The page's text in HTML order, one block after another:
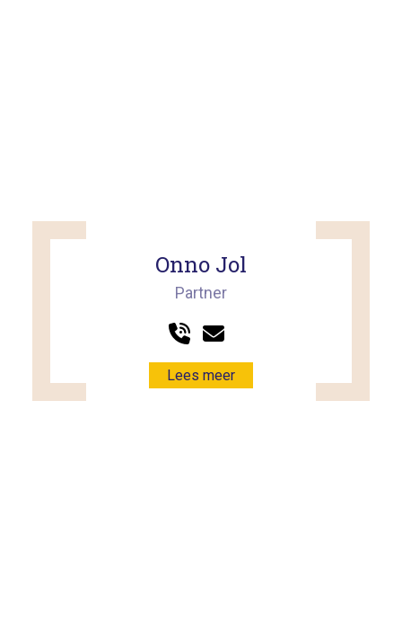
Onno Jol
Partner
Lees meer